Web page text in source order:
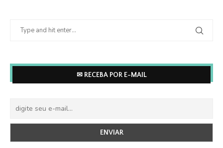
✉ RECEBA POR E-MAIL